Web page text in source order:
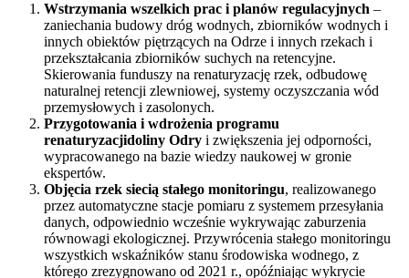
Wstrzymania wszelkich prac i planów regulacyjnych –
zaniechania budowy dróg wodnych, zbiorników wodnych i
innych obiektów piętrzących na Odrze i innych rzekach i
przekształcania zbiorników suchych na retencyjne.
Skierowania funduszy na renaturyzację rzek, odbudowę
naturalnej retencji zlewniowej, systemy oczyszczania wód
przemysłowych i zasolonych.
Przygotowania i wdrożenia programu
renaturyzacjidoliny Odry i zwiększenia jej odporności,
wypracowanego na bazie wiedzy naukowej w gronie
ekspertów.
Objęcia rzek siecią stałego monitoringu, realizowanego
przez automatyczne stacje pomiaru z systemem przesyłania
danych, odpowiednio wcześnie wykrywając zaburzenia
równowagi ekologicznej. Przywrócenia stałego monitoringu
wszystkich wskaźników stanu środowiska wodnego, z
którego zrezygnowano od 2021 r., opóźniając wykrycie